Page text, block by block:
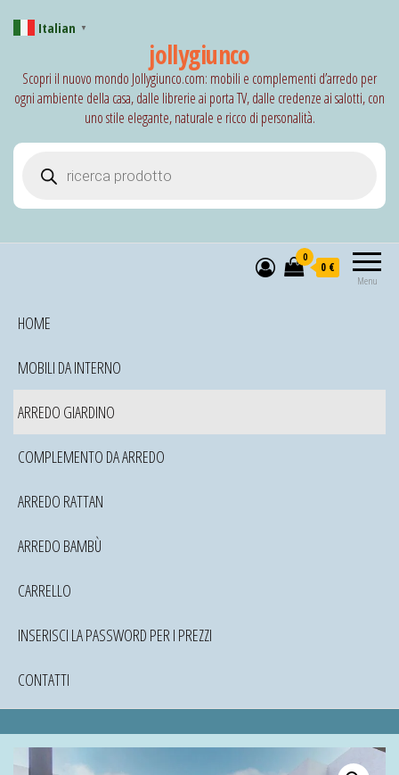
jollygiunco
Scopri il nuovo mondo Jollygiunco.com: mobili e complementi d’arredo per
ogni ambiente della casa, dalle librerie ai porta TV, dalle credenze ai salotti, con
uno stile elegante, naturale e ricco di personalità.
Menu
0
0 €
HOME
MOBILI DA INTERNO
ARREDO GIARDINO
COMPLEMENTO DA ARREDO
ARREDO RATTAN
ARREDO BAMBÙ
CARRELLO
INSERISCI LA PASSWORD PER I PREZZI
CONTATTI
Italian ▼